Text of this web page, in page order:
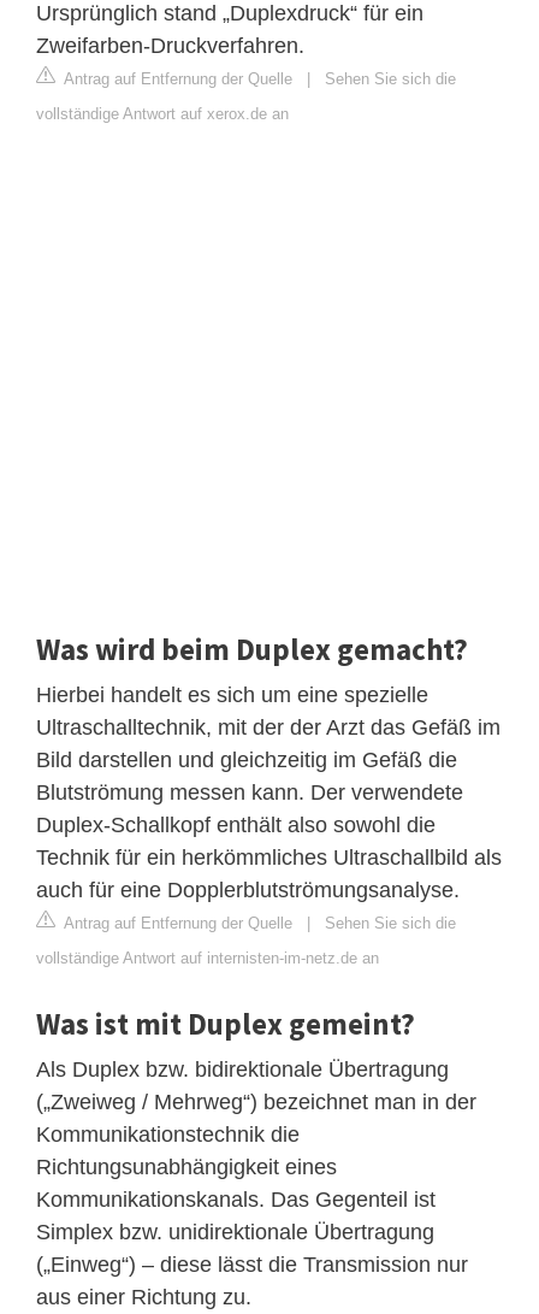
Ursprünglich stand „Duplexdruck“ für ein
Zweifarben-Druckverfahren.
Antrag auf Entfernung der Quelle
Sehen Sie sich die
vollständige Antwort auf xerox.de an
Was wird beim Duplex gemacht?
Hierbei handelt es sich um eine spezielle
Ultraschalltechnik, mit der der Arzt das Gefäß im
Bild darstellen und gleichzeitig im Gefäß die
Blutströmung messen kann. Der verwendete
Duplex-Schallkopf enthält also sowohl die
Technik für ein herkömmliches Ultraschallbild als
auch für eine Dopplerblutströmungsanalyse.
Antrag auf Entfernung der Quelle
Sehen Sie sich die
vollständige Antwort auf internisten-im-netz.de an
Was ist mit Duplex gemeint?
Als Duplex bzw. bidirektionale Übertragung
(„Zweiweg / Mehrweg“) bezeichnet man in der
Kommunikationstechnik die
Richtungsunabhängigkeit eines
Kommunikationskanals. Das Gegenteil ist
Simplex bzw. unidirektionale Übertragung
(„Einweg“) – diese lässt die Transmission nur
aus einer Richtung zu.